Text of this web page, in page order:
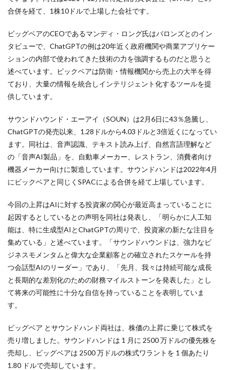
合併を経て、1株10ドルで上場した会社です。
ビッグベアのCEOであるマンディ・ロング氏はバロンズとのイン
タビューで、ChatGPTの例は20年近く政府機関や商業アプリケー
ションの内部で使われてきた技術の力を強調するものだと思うと
述べています。ビックベアは防衛・情報機関から売上の大半を得
ており、大量の情報を統合しインテリジェント化するツールを提
供しています。
サウンドハウンド・エーアイ（SOUN）は2月6日に43％急騰し、
ChatGPTの発売以来、1.28ドルから4.03ドルと3倍近くになってい
ます。同社は、音声認識、テキスト読み上げ、自然言語理解など
の「音声AI製品」を、自動車メーカー、レストラン、消費者向け
機器メーカー向けに製造しています。サウンドハンドは2022年4月
にビックベアと同じくSPACによる合併を経て上場しています。
今回の上昇はAIに対する投資家の関心が最近高まっていることに
起因するとしているとの声明を同社は発表し、「明らかに人工知
能は、特に生成型AIとChatGPTの周りで、投資家の新たな注目を
集めている」と述べています。「サウンドハウンドは、強力なビ
ジネスモメンタムと偉大な企業顧客との確立されたスケールを持
つ会話型AIのリーダー」であり、「先月、我々は持続可能な成長
と長期的な差別化のための財務マイルストーンを発表した」とし
て将来の可能性に十分な自信を持っていることを表明していま
す。
ビッグベア とサウンドハンド両社は、株価の上昇に乗じて株式を
売り増しました。サウンドハンドは 1 月に 2500 万ドルの優先株を
売却し、ビッグベアは 2500 万ドルの株式ワラントを 1 個あたり
1.80 ドルで売却しています。